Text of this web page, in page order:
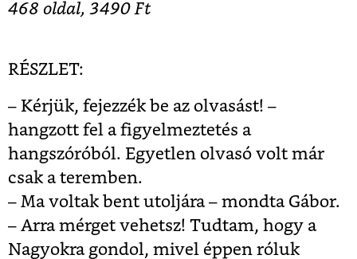
468 oldal, 3490 Ft
RÉSZLET:
– Kérjük, fejezzék be az olvasást! –
hangzott fel a figyelmeztetés a
hangszóróból. Egyetlen olvasó volt már
csak a teremben.
– Ma voltak bent utoljára – mondta Gábor.
– Arra mérget vehetsz! Tudtam, hogy a
Nagyokra gondol, mivel éppen róluk